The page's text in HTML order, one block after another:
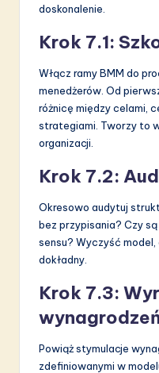
doskonalenie.
Krok 7.1:
Włącz ramy BMM do
menedżerów. Od
różnicę między celami,
strategiami. Tworzy to
organizacji.
Krok 7.2:
Okresowo audytuj
bez przypisania? Czy
sensu? Wyczyść
dokładny.
Krok 7.3:
Powiąż stymulacje
zdefiniowanymi w